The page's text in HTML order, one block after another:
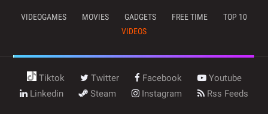
VIDEOGAMES MOVIES GADGETS FREE TIME
TOP 10
VIDEOS
Tiktok Twitter Facebook
Youtube
Linkedin
Steam Instagram Rss Feeds